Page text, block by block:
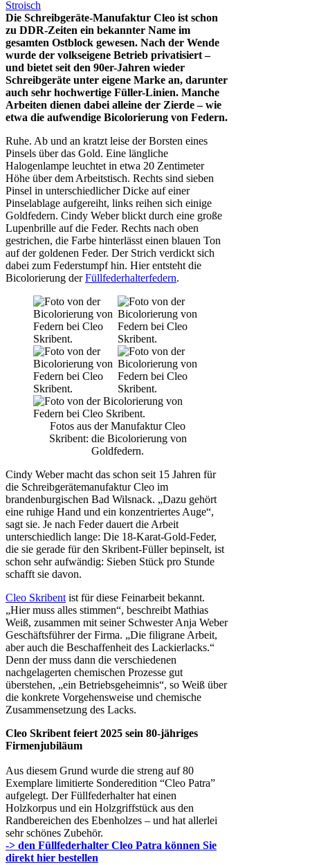
Stroisch
Die Schreibgeräte-Manufaktur Cleo ist schon
zu DDR-Zeiten ein bekannter Name im
gesamten Ostblock gewesen. Nach der Wende
wurde der volkseigene Betrieb privatisiert –
und bietet seit den 90er-Jahren wieder
Schreibgeräte unter eigene Marke an, darunter
auch sehr hochwertige Füller-Linien. Manche
Arbeiten dienen dabei alleine der Zierde – wie
etwa die aufwendige Bicolorierung von Federn.
Ruhe. Ab und an kratzt leise der Borsten eines
Pinsels über das Gold. Eine längliche
Halogenlampe leuchtet in etwa 20 Zentimeter
Höhe über dem Arbeitstisch. Rechts sind sieben
Pinsel in unterschiedlicher Dicke auf einer
Pinselablage aufgereiht, links reihen sich einige
Goldfedern. Cindy Weber blickt durch eine große
Lupenbrille auf die Feder. Rechts nach oben
gestrichen, die Farbe hinterlässt einen blauen Ton
auf der goldenen Feder. Der Strich verdickt sich
dabei zum Federstumpf hin. Hier entsteht die
Bicolorierung derFüllfederhalterfedern.
Fotos aus der Manufaktur Cleo
Skribent: die Bicolorierung von
Goldfedern.
Cindy Weber macht das schon seit 15 Jahren für
die Schreibgerätemanufaktur Cleo im
brandenburgischen Bad Wilsnack. „Dazu gehört
eine ruhige Hand und ein konzentriertes Auge“,
sagt sie. Je nach Feder dauert die Arbeit
unterschiedlich lange: Die 18-Karat-Gold-Feder,
die sie gerade für den Skribent-Füller bepinselt, ist
schon sehr aufwändig: Sieben Stück pro Stunde
schafft sie davon.
Cleo Skribent ist für diese Feinarbeit bekannt.
„Hier muss alles stimmen“, beschreibt Mathias
Weiß, zusammen mit seiner Schwester Anja Weber
Geschäftsführer der Firma. „Die filigrane Arbeit,
aber auch die Beschaffenheit des Lackierlacks.“
Denn der muss dann die verschiedenen
nachgelagerten chemischen Prozesse gut
überstehen, „ein Betriebsgeheimnis“, so Weiß über
die konkrete Vorgehensweise und chemische
Zusammensetzung des Lacks.
Cleo Skribent feiert 2025 sein 80-jähriges
Firmenjubiläum
Aus diesem Grund wurde die streng auf 80
Exemplare limitierte Sonderedition “Cleo Patra”
aufgelegt. Der Füllfederhalter hat einen
Holzkorpus und ein Holzgriffstück aus den
Randbereichen des Ebenholzes – und hat allerlei
sehr schönes Zubehör.
-> den Füllfederhalter Cleo Patra können Sie
direkt hier bestellen